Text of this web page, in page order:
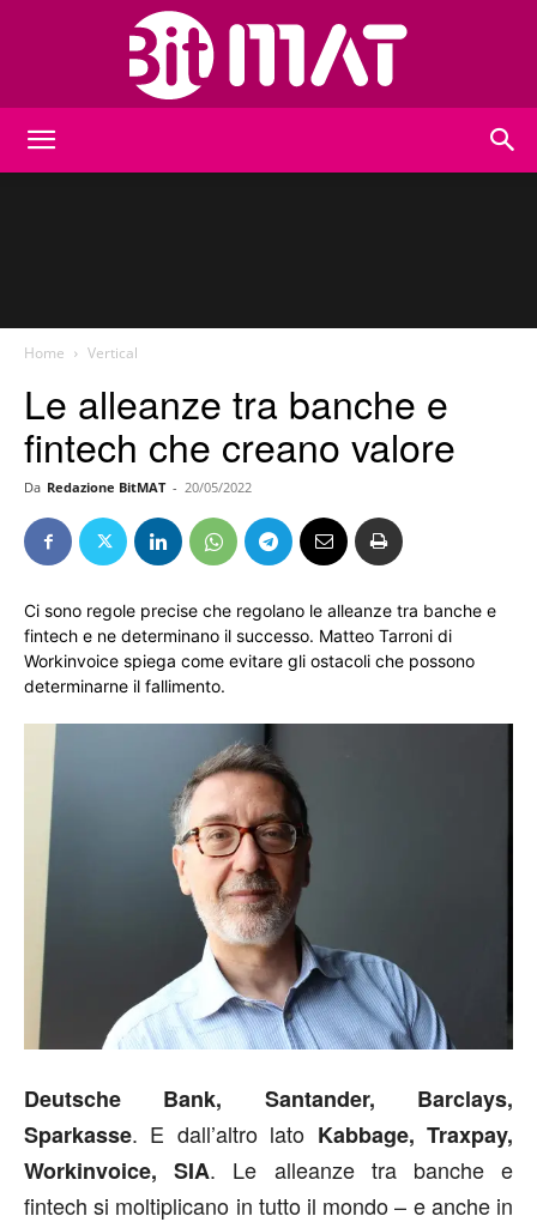
Home Vertical
Le alleanze tra banche e
fintech che creano valore
Da Redazione BitMAT - 20/05/2022
Ci sono regole precise che regolano le alleanze tra banche e
fintech e ne determinano il successo. Matteo Tarroni di
Workinvoice spiega come evitare gli ostacoli che possono
determinarne il fallimento.
Deutsche Bank, Santander, Barclays,
Sparkasse. E dall’altro lato Kabbage, Traxpay,
Workinvoice, SIA. Le alleanze tra banche e
fintech si moltiplicano in tutto il mondo – e anche in